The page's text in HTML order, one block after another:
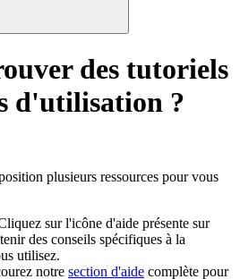
des tutoriels
d'utilisation ?
plusieurs ressources pour vous
sur l'icône d'aide présente sur
des conseils spécifiques à la
utilisez.
notre section d'aide complète pour